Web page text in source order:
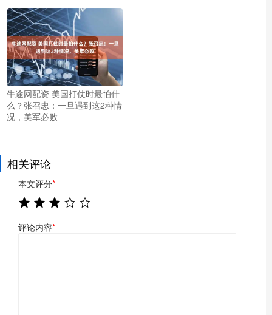
牛途网配资 美国打仗时最怕什
么？张召忠：一旦遇到这2种情
况，美军必败
相关评论
本文评分*
评论内容*